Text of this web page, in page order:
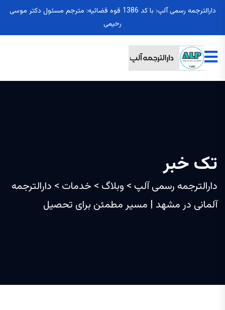
دارالترجمه رسمی آلپ: با کد 1386 قوه قضائیه: مترجم مسئول دکتر موسی
رحیمی
تک خبر
دارالترجمه رسمی آلپ > وبلاگ > خدمات > دارالترجمه
آلمانی در مشهد | مسیر مطمئن برای تحصیل